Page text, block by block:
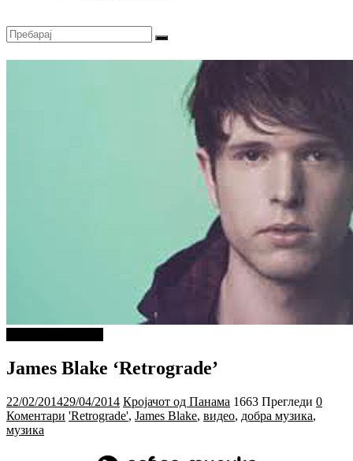
James Blake ‘Retrograde’
22/02/201429/04/2014 Кројачот од Панама 1663 Прегледи 0
Коментари 'Retrograde', James Blake, видео, добра музика,
музика